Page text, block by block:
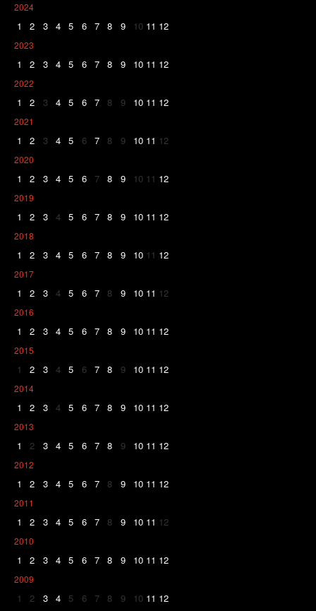
2024
1 2 3 4 5 6 7 8 9 10 11 12
2023
1 2 3 4 5 6 7 8 9 10 11 12
2022
1 2 3 4 5 6 7 8 9 10 11 12
2021
1 2 3 4 5 6 7 8 9 10 11 12
2020
1 2 3 4 5 6 7 8 9 10 11 12
2019
1 2 3 4 5 6 7 8 9 10 11 12
2018
1 2 3 4 5 6 7 8 9 10 11 12
2017
1 2 3 4 5 6 7 8 9 10 11 12
2016
1 2 3 4 5 6 7 8 9 10 11 12
2015
1 2 3 4 5 6 7 8 9 10 11 12
2014
1 2 3 4 5 6 7 8 9 10 11 12
2013
1 2 3 4 5 6 7 8 9 10 11 12
2012
1 2 3 4 5 6 7 8 9 10 11 12
2011
1 2 3 4 5 6 7 8 9 10 11 12
2010
1 2 3 4 5 6 7 8 9 10 11 12
2009
1 2 3 4 5 6 7 8 9 10 11 12